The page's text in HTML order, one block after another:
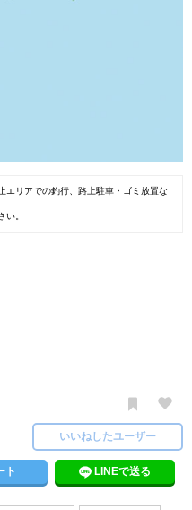
リアでの釣行、路上駐車・ゴミ放置な
。
いいねしたユーザー
ト LINEで送る